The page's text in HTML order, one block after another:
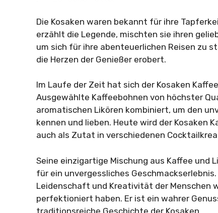
Die Kosaken waren bekannt für ihre
erzählt die Legende, mischten sie ihren
um sich für ihre abenteuerlichen Reisen zu
die Herzen der Genießer erobert.
Im Laufe der Zeit hat sich der Kosaken
Ausgewählte Kaffeebohnen von höchster
aromatischen Likören kombiniert, um den
kennen und lieben. Heute wird der Kosaken
auch als Zutat in verschiedenen
Seine einzigartige Mischung aus Kaffee und
für ein unvergessliches
Leidenschaft und Kreativität der Menschen
perfektioniert haben. Er ist ein wahrer
traditionsreiche Geschichte der Kosaken.